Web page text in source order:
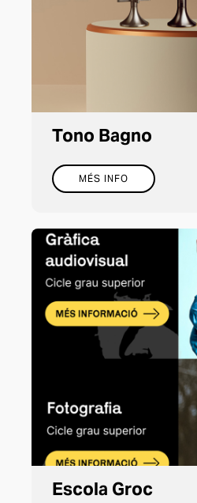
Tono Bagno
MÉS INFO
Escola Groc